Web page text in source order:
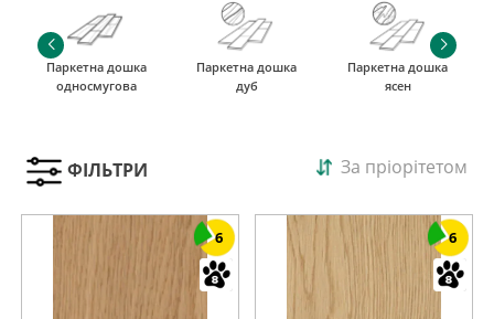
Паркетна дошка
односмугова
Паркетна дошка
дуб
Паркетна дошка
ясен
ФІЛЬТРИ За пріорітетом
6 6